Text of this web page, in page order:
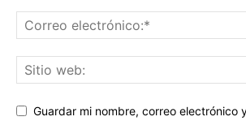
Guardar mi nombre, correo electrónico